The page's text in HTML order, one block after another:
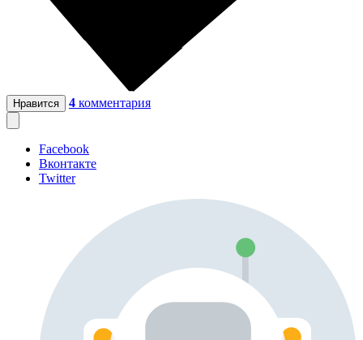
Нравится 4 комментария
Facebook
Вконтакте
Twitter